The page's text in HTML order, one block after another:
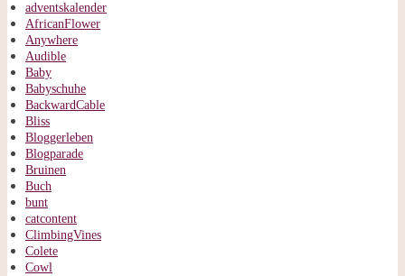
adventskalender
AfricanFlower
Anywhere
Audible
Baby
Babyschuhe
BackwardCable
Bliss
Bloggerleben
Blogparade
Bruinen
Buch
bunt
catcontent
ClimbingVines
Colete
Cowl